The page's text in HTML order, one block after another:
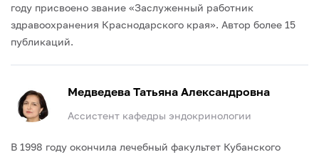
году присвоено звание «Заслуженный работник
здравоохранения Краснодарского края». Автор более 15
публикаций.
Медведева Татьяна Александровна
Ассистент кафедры эндокринологии
В 1998 году окончила лечебный факультет Кубанского